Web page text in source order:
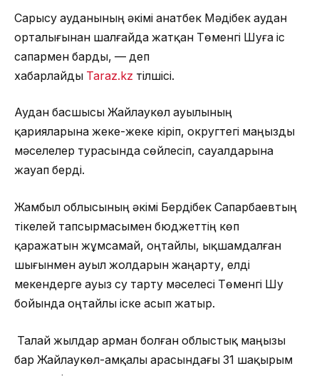
Сарысу ауданының әкімі Қанатбек Мәдібек аудан
орталығынан шалғайда жатқан Төменгі Шуға іс
сапармен барды, — деп
хабарлайды Taraz.kz тілшісі.
Аудан басшысы Жайлаукөл ауылының
қарияларына жеке-жеке кіріп, округтегі маңызды
мәселелер турасында сөйлесіп, сауалдарына
жауап берді.
Жамбыл облысының әкімі Бердібек Сапарбаевтың
тікелей тапсырмасымен бюджеттің көп
қаражатын жұмсамай, оңтайлы, ықшамдалған
шығынмен ауыл жолдарын жаңарту, елді
мекендерге ауыз су тарту мәселесі Төменгі Шу
бойында оңтайлы іске асып жатыр.
Талай жылдар арман болған облыстық маңызы
бар Жайлаукөл-Қамқалы арасындағы 31 шақырым